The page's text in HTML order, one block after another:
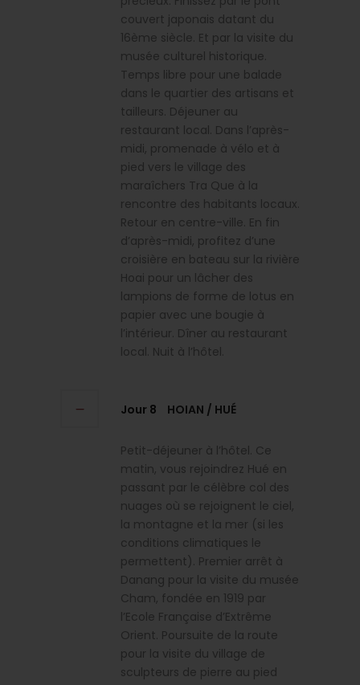
couvert japonais datant du
16ème siècle. Et par la visite du
musée culturel historique.
Temps libre pour une balade
dans le quartier des artisans et
tailleurs. Déjeuner au
restaurant local. Dans l’après-
midi, promenade à vélo et à
pied vers le village des
maraîchers Tra Que à la
rencontre des habitants locaux.
Retour en centre-ville. En fin
d’après-midi, profitez d’une
croisière en bateau sur la rivière
Hoai pour un lâcher des
lampions de forme de lotus en
papier avec une bougie à
l’intérieur. Dîner au restaurant
local. Nuit à l’hôtel.
Jour 8 HOIAN / HUÉ
Petit-déjeuner à l’hôtel. Ce
matin, vous rejoindrez Hué en
passant par le célèbre col des
nuages où se rejoignent le ciel,
la montagne et la mer (si les
conditions climatiques le
permettent). Premier arrêt à
Danang pour la visite du musée
Cham, fondée en 1919 par
l’Ecole Française d’Extrême
Orient. Poursuite de la route
pour la visite du village de
sculpteurs de pierre au pied